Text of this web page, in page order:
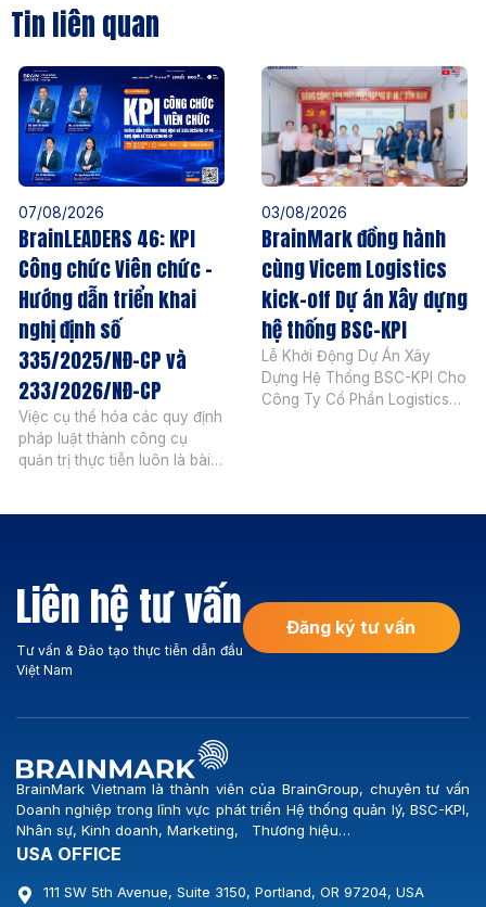
Tin liên quan
07/08/2026
BrainLEADERS 46: KPI
Công chức Viên chức –
Hướng dẫn triển khai
nghị định số
335/2025/NĐ-CP và
233/2026/NĐ-CP
Việc cụ thể hóa các quy định
pháp luật thành công cụ
quản trị thực tiễn luôn là bài
335/2025/NĐ-CP và Nghị
định […]
03/08/2026
BrainMark đồng hành
cùng Vicem Logistics
kick-off Dự án Xây dựng
hệ thống BSC-KPI
Lễ Khởi Động Dự Án Xây
Dựng Hệ Thống BSC-KPI Cho
Công Ty Cổ Phần Logistics
Liên hệ tư vấn
Tư vấn & Đào tạo thực tiễn dẫn đầu
Việt Nam
Đăng ký tư vấn
BrainMark Vietnam là thành viên của BrainGroup, chuyên tư vấn
Doanh nghiệp trong lĩnh vực phát triển Hệ thống quản lý, BSC-KPI,
Nhân sự, Kinh doanh, Marketing, Thương hiệu…
USA OFFICE
111 SW 5th Avenue, Suite 3150, Portland, OR 97204, USA